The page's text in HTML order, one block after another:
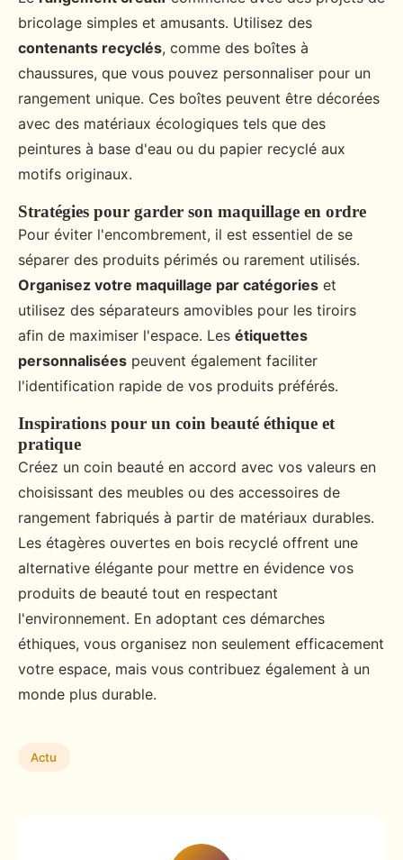
bricolage simples et amusants. Utilisez des
contenants recyclés, comme des boîtes à
chaussures, que vous pouvez personnaliser pour un
rangement unique. Ces boîtes peuvent être décorées
avec des matériaux écologiques tels que des
peintures à base d'eau ou du papier recyclé aux
motifs originaux.
Stratégies pour garder son maquillage en ordre
Pour éviter l'encombrement, il est essentiel de se
séparer des produits périmés ou rarement utilisés.
Organisez votre maquillage par catégories et
utilisez des séparateurs amovibles pour les tiroirs
afin de maximiser l'espace. Les étiquettes
personnalisées peuvent également faciliter
l'identification rapide de vos produits préférés.
Inspirations pour un coin beauté éthique et
pratique
Créez un coin beauté en accord avec vos valeurs en
choisissant des meubles ou des accessoires de
rangement fabriqués à partir de matériaux durables.
Les étagères ouvertes en bois recyclé offrent une
alternative élégante pour mettre en évidence vos
produits de beauté tout en respectant
l'environnement. En adoptant ces démarches
éthiques, vous organisez non seulement efficacement
votre espace, mais vous contribuez également à un
monde plus durable.
Actu